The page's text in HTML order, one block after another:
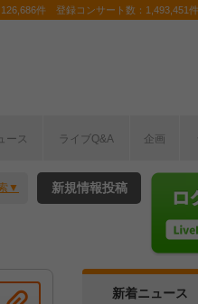
件 登録コンサート数：1,493,451
ース ライブQ&A 企画
新規情報投稿
新着ニュース